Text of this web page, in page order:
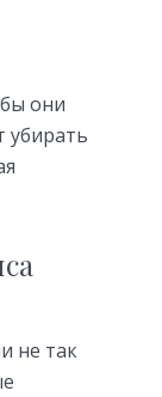
они
убирать
не так